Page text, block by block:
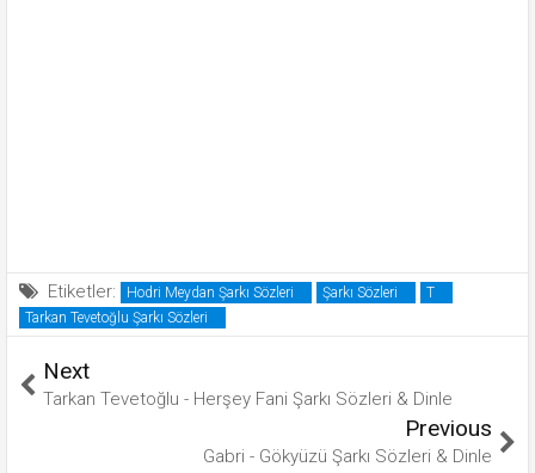
Etiketler: Hodri Meydan Şarkı Sözleri Şarkı Sözleri
T
Tarkan Tevetoğlu Şarkı Sözleri
Next
Tarkan Tevetoğlu - Herşey Fani Şarkı Sözleri & Dinle
Previous
Gabri - Gökyüzü Şarkı Sözleri & Dinle